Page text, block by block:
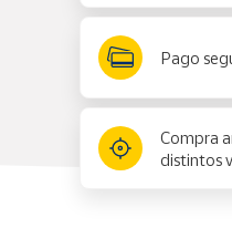
Pago
Compra
distintos